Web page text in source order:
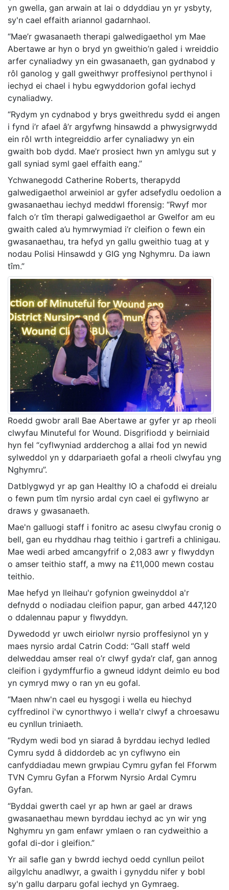
yn gwella, gan arwain at lai o ddyddiau yn yr ysbyty,
sy'n cael effaith ariannol gadarnhaol.
“Mae’r gwasanaeth therapi galwedigaethol ym Mae
Abertawe ar hyn o bryd yn gweithio’n galed i wreiddio
arfer cynaliadwy yn ein gwasanaeth, gan gydnabod y
rôl ganolog y gall gweithwyr proffesiynol perthynol i
iechyd ei chael i hybu egwyddorion gofal iechyd
cynaliadwy.
“Rydym yn cydnabod y brys gweithredu sydd ei angen
i fynd i’r afael â’r argyfwng hinsawdd a phwysigrwydd
ein rôl wrth integreiddio arfer cynaliadwy yn ein
gwaith bob dydd. Mae’r prosiect hwn yn amlygu sut y
gall syniad syml gael effaith eang.”
Ychwanegodd Catherine Roberts, therapydd
galwedigaethol arweiniol ar gyfer adsefydlu oedolion a
gwasanaethau iechyd meddwl fforensig: “Rwyf mor
falch o’r tîm therapi galwedigaethol ar Gwelfor am eu
gwaith caled a’u hymrwymiad i’r cleifion o fewn ein
gwasanaethau, tra hefyd yn gallu gweithio tuag at y
nodau Polisi Hinsawdd y GIG yng Nghymru. Da iawn
tîm.”
Roedd gwobr arall Bae Abertawe ar gyfer yr ap rheoli
clwyfau Minuteful for Wound. Disgrifiodd y beirniaid
hyn fel “cyflwyniad ardderchog a allai fod yn newid
sylweddol yn y ddarpariaeth gofal a rheoli clwyfau yng
Nghymru”.
Datblygwyd yr ap gan Healthy IO a chafodd ei dreialu
o fewn pum tîm nyrsio ardal cyn cael ei gyflwyno ar
draws y gwasanaeth.
Mae'n galluogi staff i fonitro ac asesu clwyfau cronig o
bell, gan eu rhyddhau rhag teithio i gartrefi a chlinigau.
Mae wedi arbed amcangyfrif o 2,083 awr y flwyddyn
o amser teithio staff, a mwy na £11,000 mewn costau
teithio.
Mae hefyd yn lleihau'r gofynion gweinyddol a'r
defnydd o nodiadau cleifion papur, gan arbed 447,120
o ddalennau papur y flwyddyn.
Dywedodd yr uwch eiriolwr nyrsio proffesiynol yn y
maes nyrsio ardal Catrin Codd: “Gall staff weld
delweddau amser real o’r clwyf gyda’r claf, gan annog
cleifion i gydymffurfio a gwneud iddynt deimlo eu bod
yn cymryd mwy o ran yn eu gofal.
“Maen nhw'n cael eu hysgogi i wella eu hiechyd
cyffredinol i'w cynorthwyo i wella'r clwyf a chroesawu
eu cynllun triniaeth.
“Rydym wedi bod yn siarad â byrddau iechyd ledled
Cymru sydd â diddordeb ac yn cyflwyno ein
canfyddiadau mewn grwpiau Cymru gyfan fel Fforwm
TVN Cymru Gyfan a Fforwm Nyrsio Ardal Cymru
Gyfan.
“Byddai gwerth cael yr ap hwn ar gael ar draws
gwasanaethau mewn byrddau iechyd ac yn wir yng
Nghymru yn gam enfawr ymlaen o ran cydweithio a
gofal di-dor i gleifion.”
Yr ail safle gan y bwrdd iechyd oedd cynllun peilot
ailgylchu anadlwyr, a gwaith i gynyddu nifer y bobl
sy'n gallu darparu gofal iechyd yn Gymraeg.